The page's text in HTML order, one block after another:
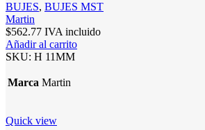
BUJES, BUJES MST
Martin
$562.77 IVA incluido
Añadir al carrito
SKU: H 11MM
Marca Martin
Quick view